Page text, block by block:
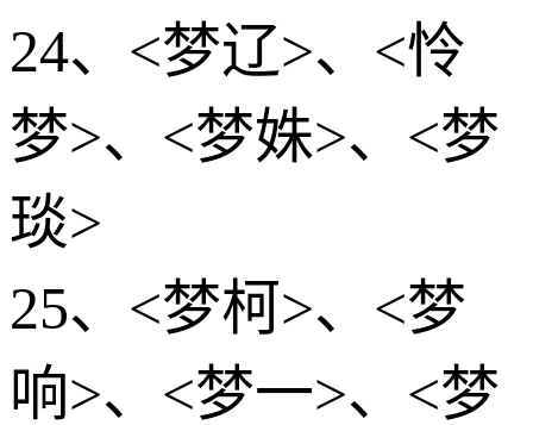
24、<梦辽>、<怜
梦>、<梦姝>、<梦
琰>
25、<梦柯>、<梦
响>、<梦一>、<梦